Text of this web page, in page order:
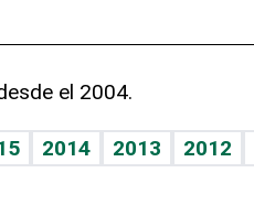
el 2004.
2014 2013 2012